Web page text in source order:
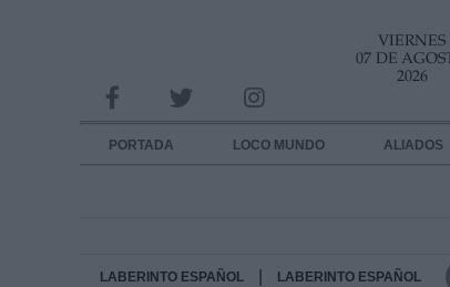
VIERNES
07 DE
2026
PORTADA LOCO MUNDO ALIADOS
LABERINTO ESPAÑOL LABERINTO ESPAÑOL
INFORMACION SOBRE LA PROTECCIÓN DE TUS DATOS
Responsable:
Destinatarios: